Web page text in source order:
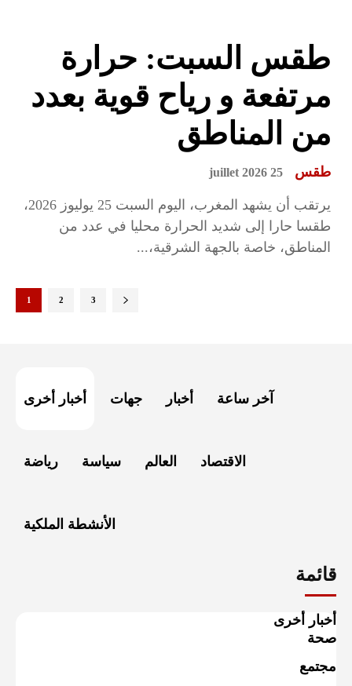
طقس السبت: حرارة
مرتفعة و رياح قوية بعدد
من المناطق
طقس 25 juillet 2026
يرتقب أن يشهد المغرب، اليوم السبت 25 يوليوز 2026،
طقسا حارا إلى شديد الحرارة محليا في عدد من
المناطق، خاصة بالجهة الشرقية،...
1 2 3
أخبار أخرى جهات أخبار آخر ساعة
رياضة سياسة العالم الاقتصاد
الأنشطة الملكية
قائمة
أخبار أخرى
صحة
مجتمع